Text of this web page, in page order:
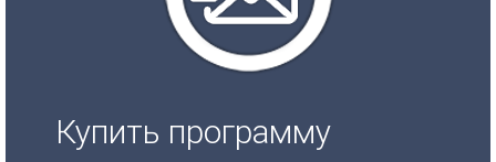
Купить программу